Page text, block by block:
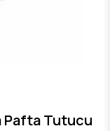
Pafta Tutucu